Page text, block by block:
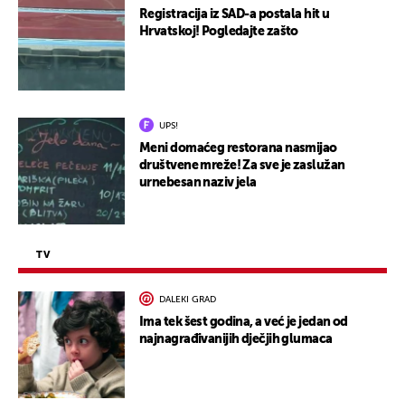
Registracija iz SAD-a postala hit u
Hrvatskoj! Pogledajte zašto
UPS!
Meni domaćeg restorana nasmijao
društvene mreže! Za sve je zaslužan
urnebesan naziv jela
TV
DALEKI GRAD
Ima tek šest godina, a već je jedan od
najnagrađivanijih dječjih glumaca